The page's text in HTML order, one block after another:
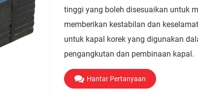
tinggi yang boleh disesuaikan untuk
memberikan kestabilan dan
untuk kapal korek yang digunakan
pengangkutan dan pembinaan kapal.
Hantar Pertanyaan